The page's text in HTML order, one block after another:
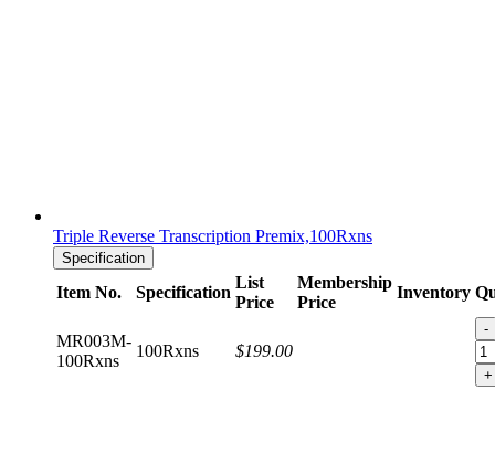
Triple Reverse Transcription Premix,100Rxns
Specification
Item No. Specification
List
Price
Membership
Price
Inventory
MR003M-
100Rxns
100Rxns $199.00
-
+